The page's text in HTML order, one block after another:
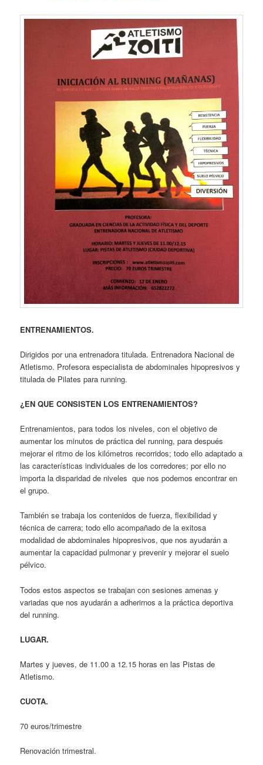
ENTRENAMIENTOS.
Dirigidos por una entrenadora titulada. Entrenadora Nacional de
Atletismo. Profesora especialista de abdominales hipopresivos y
titulada de Pilates para running.
¿EN QUE CONSISTEN LOS ENTRENAMIENTOS?
Entrenamientos, para todos los niveles, con el objetivo de
aumentar los minutos de práctica del running, para después
mejorar el ritmo de los kilómetros recorridos; todo ello adaptado a
las características individuales de los corredores; por ello no
importa la disparidad de niveles que nos podemos encontrar en
el grupo.
También se trabaja los contenidos de fuerza, flexibilidad y
técnica de carrera; todo ello acompañado de la exitosa
modalidad de abdominales hipopresivos, que nos ayudarán a
aumentar la capacidad pulmonar y prevenir y mejorar el suelo
pélvico.
Todos estos aspectos se trabajan con sesiones amenas y
variadas que nos ayudarán a adherirnos a la práctica deportiva
del running.
LUGAR.
Martes y jueves, de 11.00 a 12.15 horas en las Pistas de
Atletismo.
CUOTA.
70 euros/trimestre
Renovación trimestral.